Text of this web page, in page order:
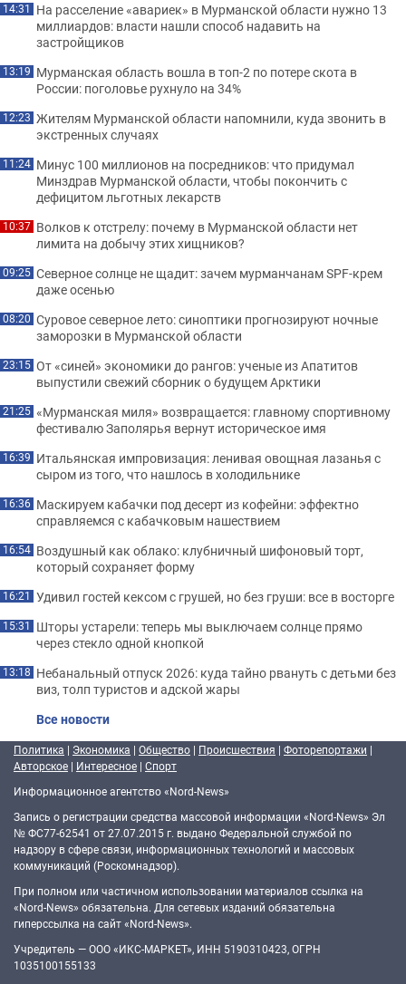
14:31 На расселение «авариек» в Мурманской области нужно 13
миллиардов: власти нашли способ надавить на
застройщиков
13:19 Мурманская область вошла в топ-2 по потере скота в
России: поголовье рухнуло на 34%
12:23 Жителям Мурманской области напомнили, куда звонить в
экстренных случаях
11:24 Минус 100 миллионов на посредников: что придумал
Минздрав Мурманской области, чтобы покончить с
дефицитом льготных лекарств
10:37 Волков к отстрелу: почему в Мурманской области нет
лимита на добычу этих хищников?
09:25 Северное солнце не щадит: зачем мурманчанам SPF-крем
даже осенью
08:20 Суровое северное лето: синоптики прогнозируют ночные
заморозки в Мурманской области
23:15 От «синей» экономики до рангов: ученые из Апатитов
выпустили свежий сборник о будущем Арктики
21:25 «Мурманская миля» возвращается: главному спортивному
фестивалю Заполярья вернут историческое имя
16:39 Итальянская импровизация: ленивая овощная лазанья с
сыром из того, что нашлось в холодильнике
16:36 Маскируем кабачки под десерт из кофейни: эффектно
справляемся с кабачковым нашествием
16:54 Воздушный как облако: клубничный шифоновый торт,
который сохраняет форму
16:21 Удивил гостей кексом с грушей, но без груши: все в восторге
15:31 Шторы устарели: теперь мы выключаем солнце прямо
через стекло одной кнопкой
13:18 Небанальный отпуск 2026: куда тайно рвануть с детьми без
виз, толп туристов и адской жары
Все новости
Политика | Экономика | Общество | Происшествия | Фоторепортажи |
Авторское | Интересное | Спорт
Информационное агентство «Nord-News»
Запись о регистрации средства массовой информации «Nord-News» Эл
№ ФС77-62541 от 27.07.2015 г. выдано Федеральной службой по
надзору в сфере связи, информационных технологий и массовых
коммуникаций (Роскомнадзор).
При полном или частичном использовании материалов ссылка на
«Nord-News» обязательна. Для сетевых изданий обязательна
гиперссылка на сайт «Nord-News».
Учредитель — ООО «ИКС-МАРКЕТ», ИНН 5190310423, ОГРН
1035100155133